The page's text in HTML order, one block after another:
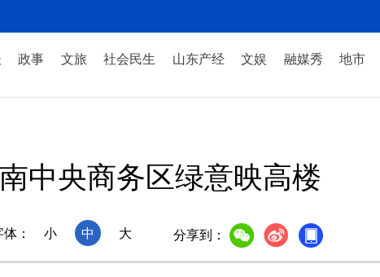
政事 文旅 社会民生 山东产经 文娱 融媒秀 地市
中央商务区绿意映高楼
： 小 中 大 分享到：